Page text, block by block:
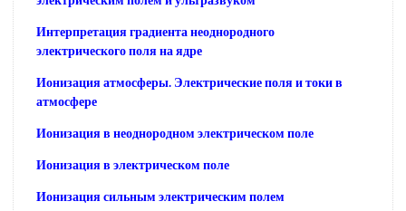
Интерпретация градиента неоднородного
электрического поля на ядре
Ионизация атмосферы. Электрические поля и токи в
атмосфере
Ионизация в неоднородном электрическом поле
Ионизация в электрическом поле
Ионизация сильным электрическим полем